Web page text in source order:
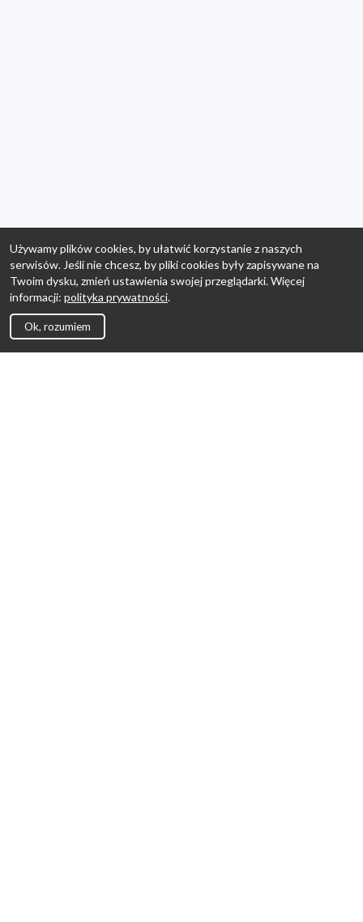
Używamy plików cookies, by ułatwić korzystanie z naszych
serwisów. Jeśli nie chcesz, by pliki cookies były zapisywane na
Twoim dysku, zmień ustawienia swojej przeglądarki. Więcej
informacji: polityka prywatności.
Ok, rozumiem